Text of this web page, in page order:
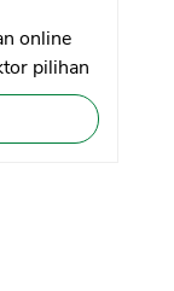
online
pilihan